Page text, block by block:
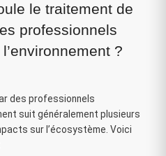
le traitement de
professionnels
?
des professionnels
suit généralement plusieurs
sur l’écosystème. Voici